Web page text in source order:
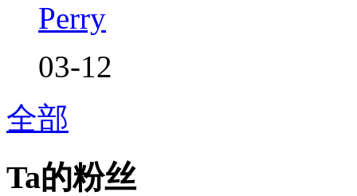
Perry
03-12
全部
Ta的粉丝